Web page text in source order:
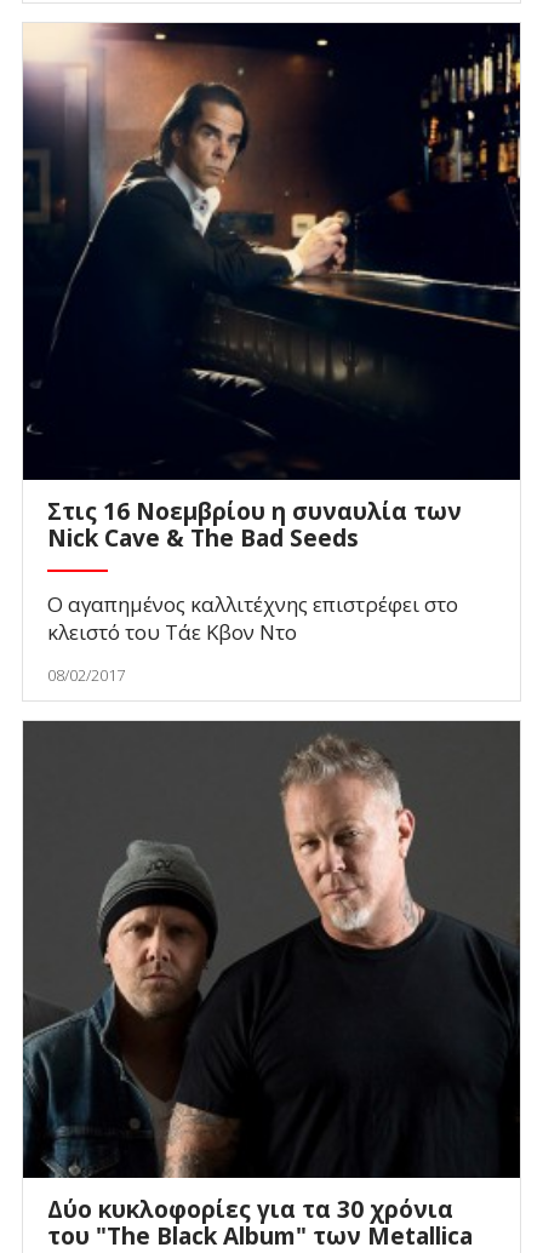
Στις 16 Νοεμβρίου η συναυλία των
Nick Cave & The Bad Seeds
Ο αγαπημένος καλλιτέχνης επιστρέφει στο
κλειστό του Τάε Κβον Ντο
08/02/2017
Δύο κυκλοφορίες για τα 30 χρόνια
του "The Black Album" των Metallica